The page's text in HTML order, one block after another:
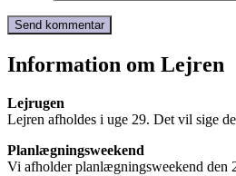
Information om Lejren
Lejrugen
Lejren afholdes i uge 29. Det vil sige
Planlægningsweekend
Vi afholder planlægningsweekend den